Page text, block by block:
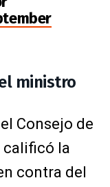
ministro
Consejo de
la
contra del